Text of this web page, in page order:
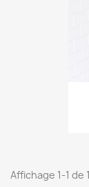
Affichage 1-1 de